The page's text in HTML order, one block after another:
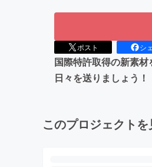
ポスト シ
国際特許取得の新素
日々を送りましょう！
このプロジェクト